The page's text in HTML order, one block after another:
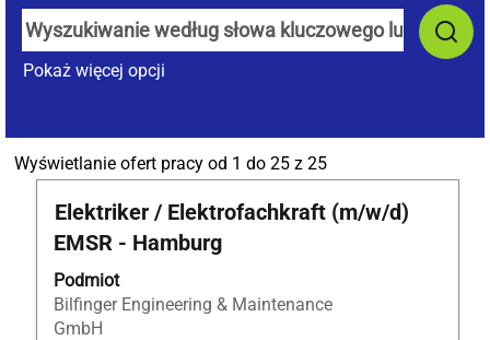
Pokaż więcej opcji
Wyświetlanie ofert pracy od 1 do 25 z 25Szukaj
wyników
dla
/
Tytuł
Elektriker / Elektrofachkraft (m/w/d)
EMSR - Hamburg
Podmiot
Bilfinger Engineering & Maintenance
GmbH
Zaznacz
za
pomocą
spacji,
aby
wyświetlić